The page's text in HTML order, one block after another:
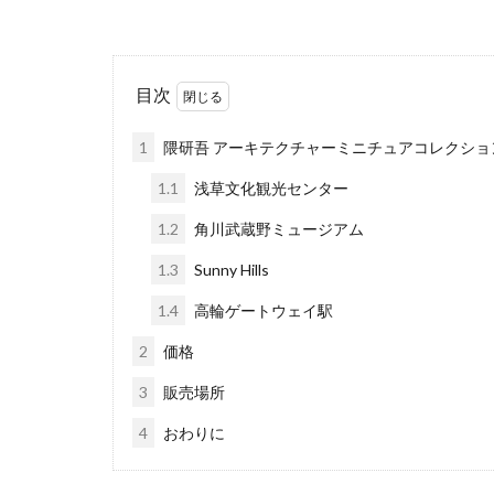
目次
1 隈研吾 アーキテクチャーミニチュアコレクショ
1.1 浅草文化観光センター
1.2 角川武蔵野ミュージアム
1.3 Sunny Hills
1.4 高輪ゲートウェイ駅
2 価格
3 販売場所
4 おわりに